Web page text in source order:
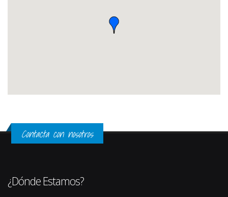
Contacta con nosotros
¿Dónde Estamos?